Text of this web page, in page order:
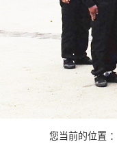
您当前的位置 ：